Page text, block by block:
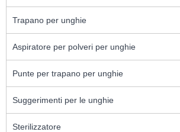
Trapano per unghie
Aspiratore per polveri per unghie
Punte per trapano per unghie
Suggerimenti per le unghie
Sterilizzatore